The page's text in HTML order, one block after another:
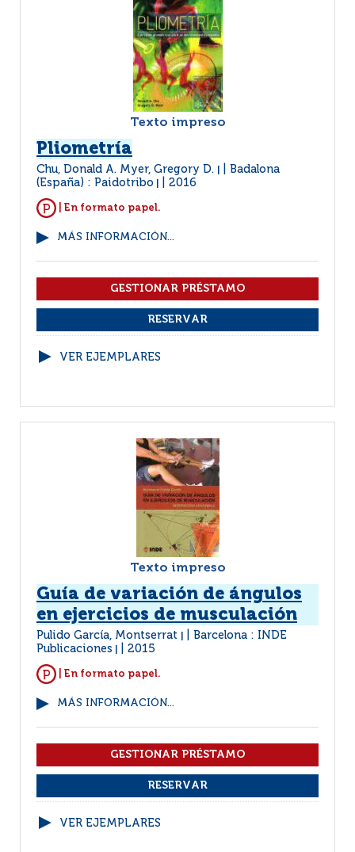
Texto impreso
Pliometría
Chu, Donald A. Myer, Gregory D.
Badalona
(España) : Paidotribo
2016
| En formato papel.
MÁS INFORMACIÓN...
VER EJEMPLARES
Texto impreso
Guía de variación de ángulos
en ejercicios de musculación
Pulido García, Montserrat
Barcelona : INDE
Publicaciones
2015
| En formato papel.
MÁS INFORMACIÓN...
VER EJEMPLARES